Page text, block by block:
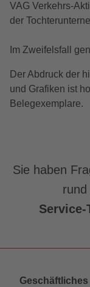
VAG Verkehrs-
der
Im Zweifelsfall
Der Abdruck der
und Grafiken ist
Belegexemplare.
Sie haben
Service-
Geschäftliches